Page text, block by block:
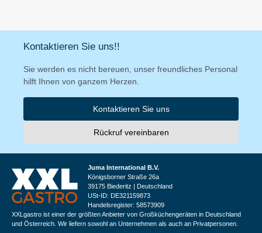
Kontaktieren Sie uns!!
Sie werden es nicht bereuen, unser freundliches Personal
hilft Ihnen von ganzem Herzen.
Kontaktieren Sie uns
Rückruf vereinbaren
Juma International B.V.
Königsborner Straße 26a
39175 Biederitz | Deutschland
USt-ID: DE321159873
Handelsregister: 58573909
XXLgastro ist einer der größten Anbieter von Großküchengeräten in Deutschland
und Österreich. Wir liefern sowohl an Unternehmen als auch an Privatpersonen.